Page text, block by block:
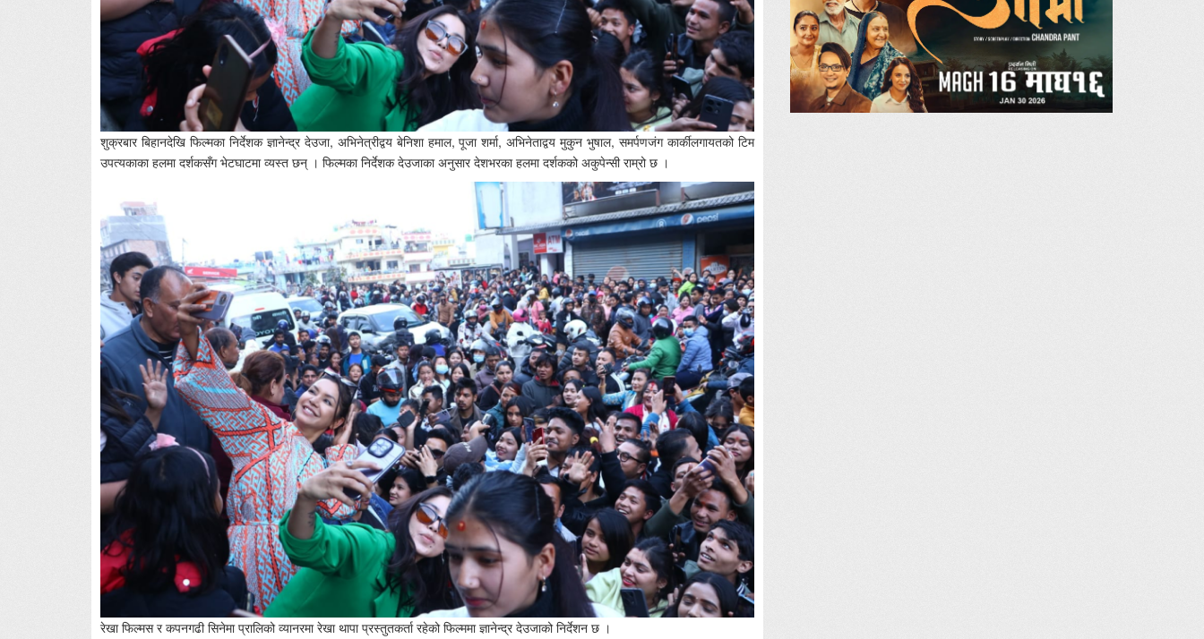
शुक्रबार बिहानदेखि फिल्मका निर्देशक ज्ञानेन्द्र देउजा, अभिनेत्रीद्वय बेनिशा हमाल, पूजा शर्मा, अभिनेताद्वय मुकुन भुषाल, समर्पणजंग कार्कीलगायतको टिम
उपत्यकाका हलमा दर्शकसँग भेटघाटमा व्यस्त छन् । फिल्मका निर्देशक देउजाका अनुसार देशभरका हलमा दर्शकको अकुपेन्सी राम्रो छ ।
रेखा फिल्मस र कपनगढी सिनेमा प्रालिको व्यानरमा रेखा थापा प्रस्तुतकर्ता रहेको फिल्ममा ज्ञानेन्द्र देउजाको निर्देशन छ ।